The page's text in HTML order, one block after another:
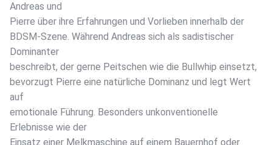
Andreas und
Pierre über ihre Erfahrungen und Vorlieben innerhalb der
BDSM-Szene. Während Andreas sich als sadistischer
Dominanter
beschreibt, der gerne Peitschen wie die Bullwhip einsetzt,
bevorzugt Pierre eine natürliche Dominanz und legt Wert
auf
emotionale Führung. Besonders unkonventionelle
Erlebnisse wie der
Einsatz einer Melkmaschine auf einem Bauernhof oder